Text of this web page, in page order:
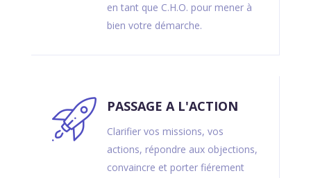
en tant que C.H.O. pour mener à
bien votre démarche.
PASSAGE A L'ACTION
Clarifier vos missions, vos
actions, répondre aux objections,
convaincre et porter fiérement